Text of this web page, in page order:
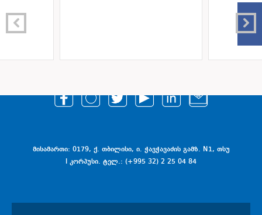
მისამართი: 0179, ქ. თბილისი, ი. ჭავჭავაძის გამზ. N1, თსუ
I კორპუსი. ტელ.: (+995 32) 2 25 04 84